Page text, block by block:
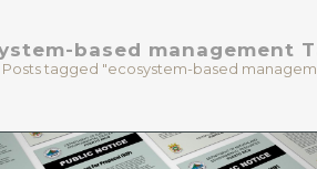
based management
Posts tagged "ecosystem-based